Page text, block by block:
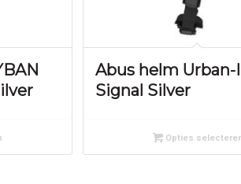
Abus helm Urban-
Signal Silver
Opties